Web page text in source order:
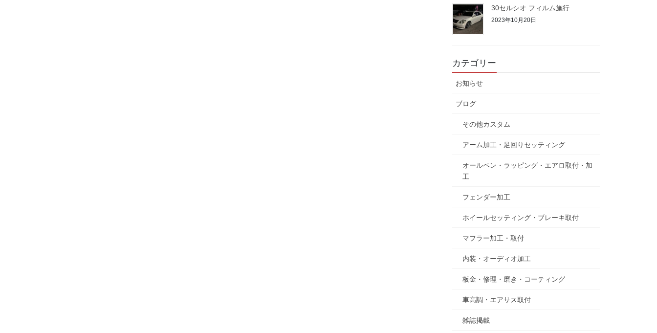
30セルシオ フィルム施行
2023年10月20日
カテゴリー
お知らせ
ブログ
その他カスタム
アーム加工・足回りセッティング
オールペン・ラッピング・エアロ取付・加
工
フェンダー加工
ホイールセッティング・ブレーキ取付
マフラー加工・取付
内装・オーディオ加工
板金・修理・磨き・コーティング
車高調・エアサス取付
雑誌掲載